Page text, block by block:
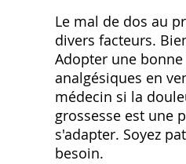
Le mal de dos au
divers facteurs.
Adopter une
analgésiques en
médecin si la
grossesse est une
s'adapter. Soyez
besoin.